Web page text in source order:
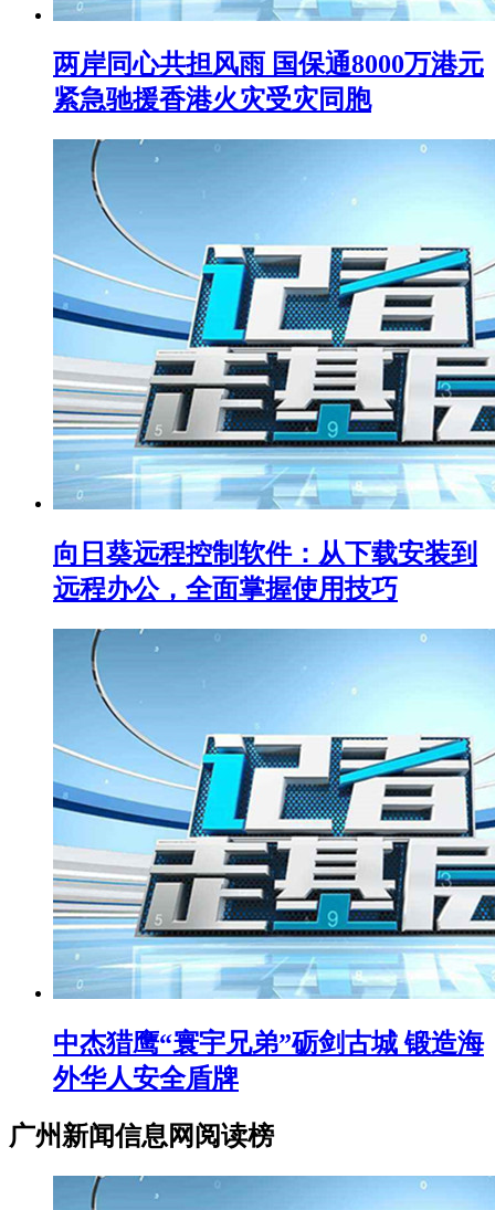
两岸同心共担风雨 国保通8000万港元
紧急驰援香港火灾受灾同胞
向日葵远程控制软件：从下载安装到
远程办公，全面掌握使用技巧
中杰猎鹰“寰宇兄弟”砺剑古城 锻造海
外华人安全盾牌
广州新闻信息网阅读榜